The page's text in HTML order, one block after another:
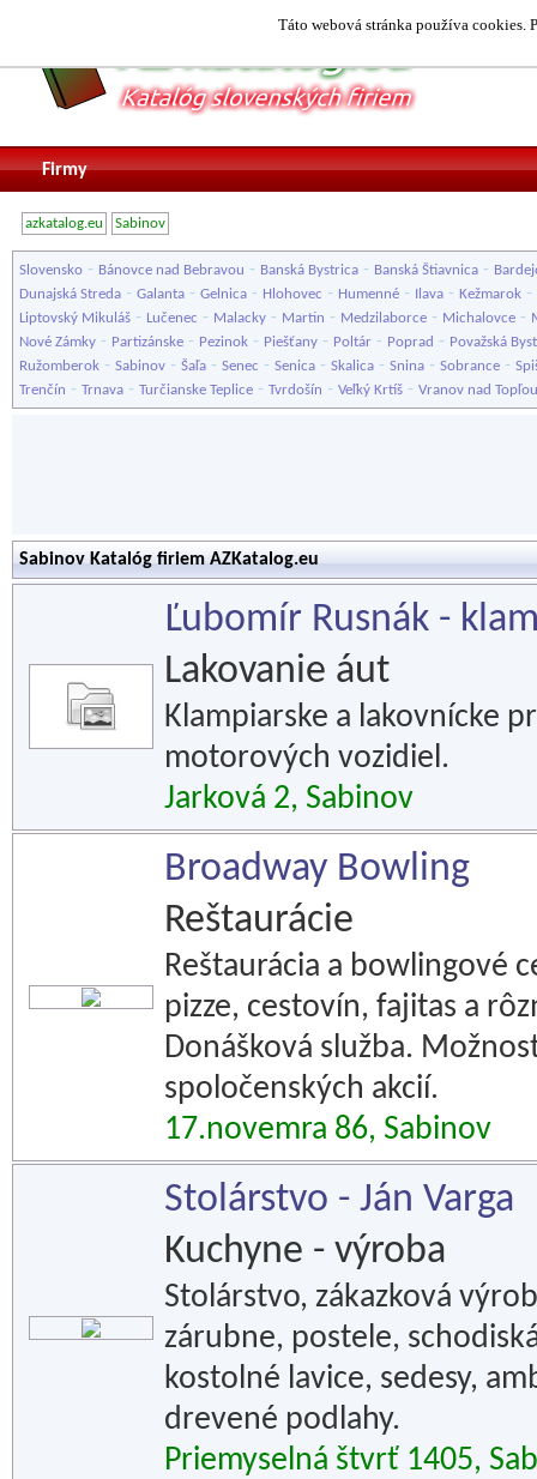
Táto webová stránka používa cookies.
Firmy
azkatalog.eu Sabinov
Slovensko - Bánovce nad Bebravou - Banská Bystrica - Banská Štiavnica -
Dunajská Streda - Galanta - Gelnica - Hlohovec - Humenné - Ilava - Kežmarok -
Liptovský Mikuláš - Lučenec - Malacky - Martin - Medzilaborce - Michalovce -
Nové Zámky - Partizánske - Pezinok - Piešťany - Poltár - Poprad - Považská
Ružomberok - Sabinov - Šaľa - Senec - Senica - Skalica - Snina - Sobrance -
Trenčín - Trnava - Turčianske Teplice - Tvrdošín - Veľký Krtíš - Vranov nad Topľou
Sabinov Katalóg firiem AZKatalog.eu
Ľubomír Rusnák -
Lakovanie áut
Klampiarske a lakovnícke
motorových vozidiel.
Jarková 2, Sabinov
Broadway Bowling
Reštaurácie
Reštaurácia a bowlingové
pizze, cestovín, fajitas a
Donášková služba.
spoločenských akcií.
17.novemra 86, Sabinov
Stolárstvo - Ján Varga
Kuchyne - výroba
Stolárstvo, zákazková
zárubne, postele,
kostolné lavice, sedesy,
drevené podlahy.
Priemyselná štvrť 1405,